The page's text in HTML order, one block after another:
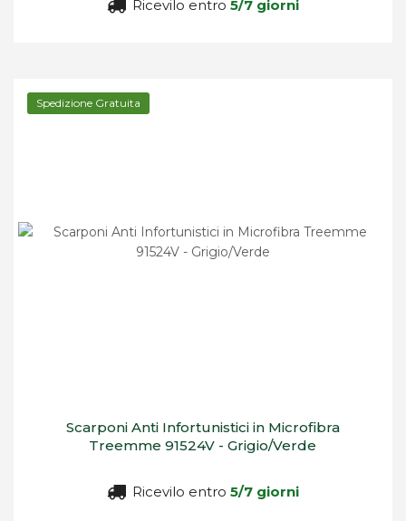
Ricevilo entro 5/7 giorni
Spedizione Gratuita
Scarponi Anti Infortunistici in Microfibra
Treemme 91524V - Grigio/Verde
Ricevilo entro 5/7 giorni